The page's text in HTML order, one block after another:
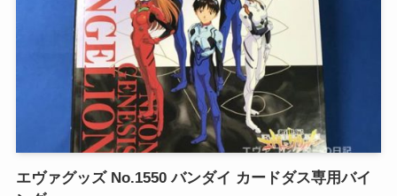
エヴァグッズ No.1550 バンダイ カードダス専用バイ